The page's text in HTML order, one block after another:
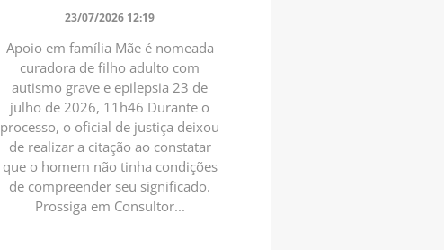
23/07/2026 12:19
Apoio em família Mãe é nomeada
curadora de filho adulto com
autismo grave e epilepsia 23 de
julho de 2026, 11h46 Durante o
processo, o oficial de justiça deixou
de realizar a citação ao constatar
que o homem não tinha condições
de compreender seu significado.
Prossiga em Consultor...